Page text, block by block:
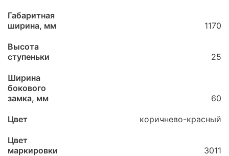
Габаритная
ширина, мм
1170
Высота
ступеньки
25
Ширина
бокового
замка, мм
60
Цвет коричнево-красный
Цвет
маркировки
3011